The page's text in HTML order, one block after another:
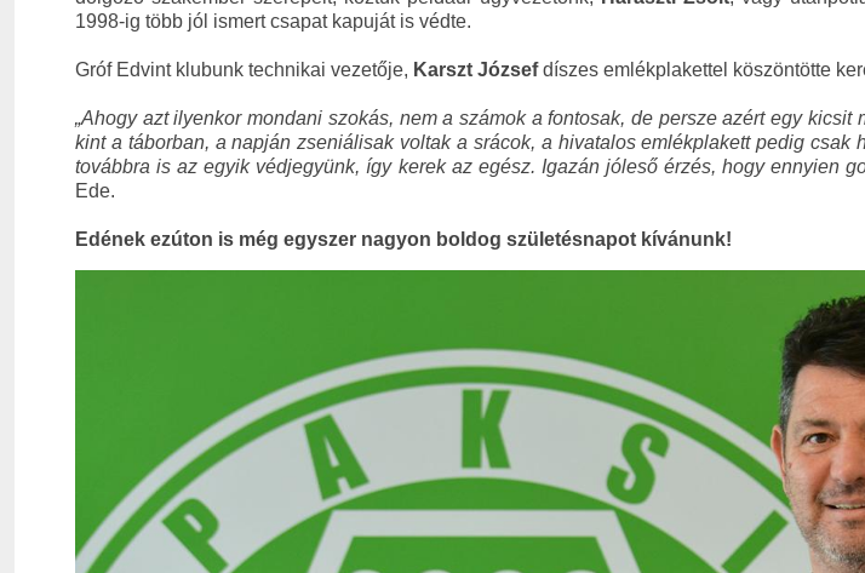
1998-ig több jól ismert csapat kapuját is védte.
Gróf Edvint klubunk technikai vezetője, Karszt Józsefdíszes emlékplakettel köszöntötte
„Ahogy azt ilyenkor mondani szokás, nem a számok a fontosak, de persze azért egy
kint a táborban, a napján zseniálisak voltak a srácok, a hivatalos emlékplakett pedig
továbbra is az egyik védjegyünk, így kerek az egész. Igazán jóleső érzés, hogy ennyien
Ede.
Edének ezúton is még egyszer nagyon boldog születésnapot kívánunk!